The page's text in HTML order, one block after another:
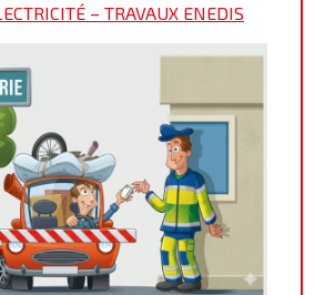
– TRAVAUX ENEDIS